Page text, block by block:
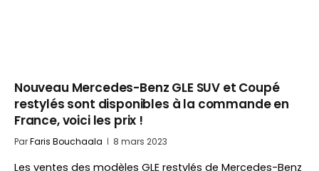
Nouveau Mercedes-Benz GLE SUV et Coupé
restylés sont disponibles à la commande en
France, voici les prix !
ParFaris Bouchaala 8 mars 2023
Les ventes des modèles GLE restylés de Mercedes-Benz